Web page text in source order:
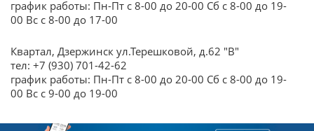
график работы: Пн-Пт с 8-00 до 20-00 Сб с 8-00 до 19-
00 Вс с 8-00 до 17-00
Квартал, Дзержинск ул.Терешковой, д.62 "В"
тел: +7 (930) 701-42-62
график работы: Пн-Пт с 8-00 до 20-00 Сб с 8-00 до 19-
00 Вс с 9-00 до 19-00